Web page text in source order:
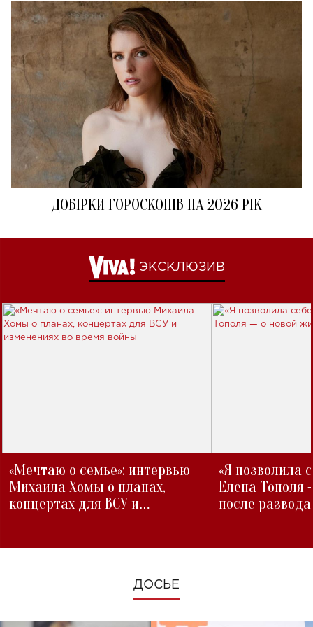
ДОБІРКИ ГОРОСКОПІВ НА 2026 РІК
ЭКСКЛЮЗИВ
«Мечтаю о семье»: интервью
Михаила Хомы о планах,
концертах для ВСУ и
«Я позволила
Елена Тополя
после развода
ДОСЬЕ